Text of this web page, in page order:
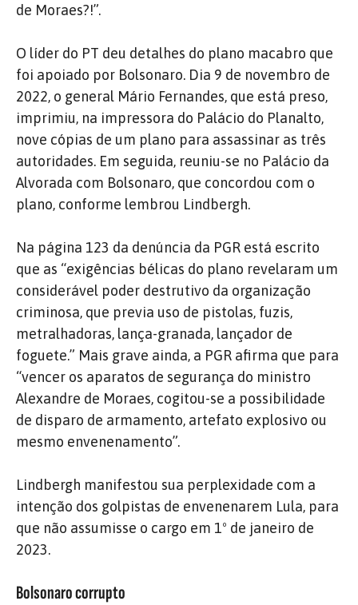
de Moraes?!”.
O líder do PT deu detalhes do plano macabro que
foi apoiado por Bolsonaro. Dia 9 de novembro de
2022, o general Mário Fernandes, que está preso,
imprimiu, na impressora do Palácio do Planalto,
nove cópias de um plano para assassinar as três
autoridades. Em seguida, reuniu-se no Palácio da
Alvorada com Bolsonaro, que concordou com o
plano, conforme lembrou Lindbergh.
Na página 123 da denúncia da PGR está escrito
que as “exigências bélicas do plano revelaram um
considerável poder destrutivo da organização
criminosa, que previa uso de pistolas, fuzis,
metralhadoras, lança-granada, lançador de
foguete.” Mais grave ainda, a PGR afirma que para
“vencer os aparatos de segurança do ministro
Alexandre de Moraes, cogitou-se a possibilidade
de disparo de armamento, artefato explosivo ou
mesmo envenenamento”.
Lindbergh manifestou sua perplexidade com a
intenção dos golpistas de envenenarem Lula, para
que não assumisse o cargo em 1º de janeiro de
2023.
Bolsonaro corrupto